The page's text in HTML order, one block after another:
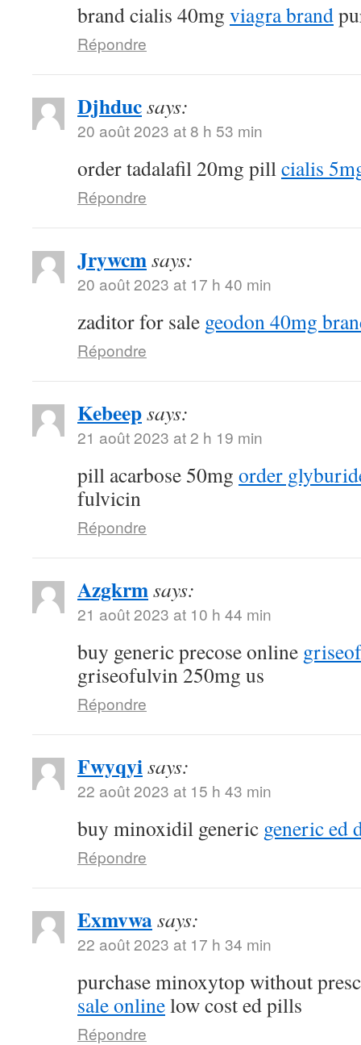
brand cialis 40mg viagra brand
Répondre
Djhducsays:
20 août 2023 at 8 h 53 min
order tadalafil 20mg pillcialis
Répondre
Jrywcmsays:
20 août 2023 at 17 h 40 min
zaditor for sale geodon 40mg
Répondre
Kebeepsays:
21 août 2023 at 2 h 19 min
pill acarbose 50mg order
fulvicin
Répondre
Azgkrmsays:
21 août 2023 at 10 h 44 min
buy generic precose online
griseofulvin 250mg us
Répondre
Fwyqyisays:
22 août 2023 at 15 h 43 min
buy minoxidil generic generic ed
Répondre
Exmvwasays:
22 août 2023 at 17 h 34 min
purchase minoxytop without
sale onlinelow cost ed pills
Répondre